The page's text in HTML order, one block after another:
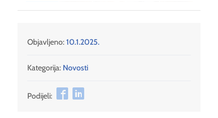
Objavljeno: 10.1.2025.
Kategorija: Novosti
Podijeli: